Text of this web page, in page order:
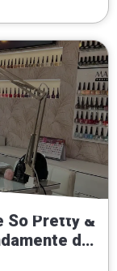
So Pretty &
de
que